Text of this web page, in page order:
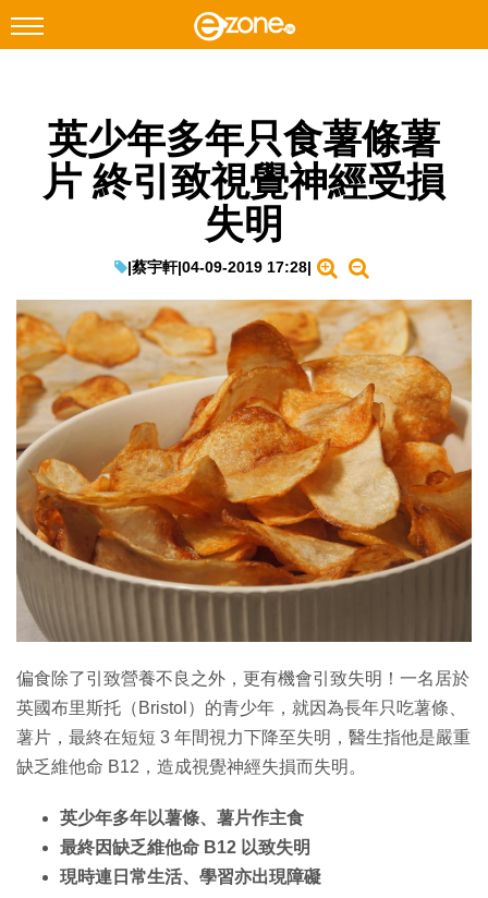
Facebook Instagram
科技焦點
教學評測
EduTech
IT Times
生成式AI與雲端應用
Enterprise Digital Transformation
特集
英少年多年只食薯條薯
片 終引致視覺神經受損
失明
|蔡宇軒|04-09-2019 17:28|
偏食除了引致營養不良之外，更有機會引致失明！一名居於
英國布里斯托（Bristol）的青少年，就因為長年只吃薯條、
薯片，最終在短短 3 年間視力下降至失明，醫生指他是嚴重
缺乏維他命 B12，造成視覺神經失損而失明。
英少年多年以薯條、薯片作主食
最終因缺乏維他命 B12 以致失明
現時連日常生活、學習亦出現障礙